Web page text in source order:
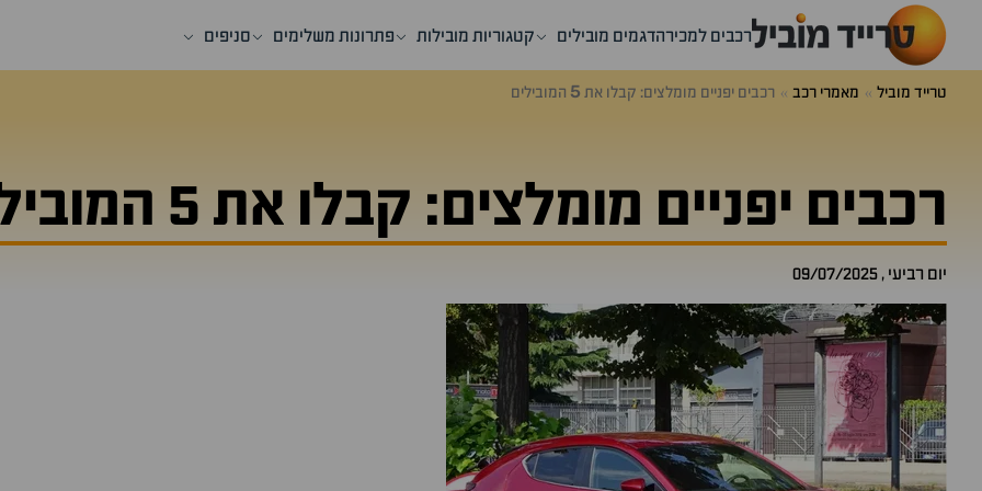
רכבים למכירהדגמים מובילים קטגוריות מובילות פתרונות משלימים סניפים
טרייד מוביל מאמרי רכב רכבים יפניים מומלצים: קבלו את 5 המובילים
רכבים יפניים מומלצים: קבלו את 5 המובילים
יום רביעי , 09/07/2025